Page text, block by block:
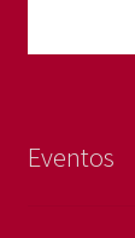
Eventos